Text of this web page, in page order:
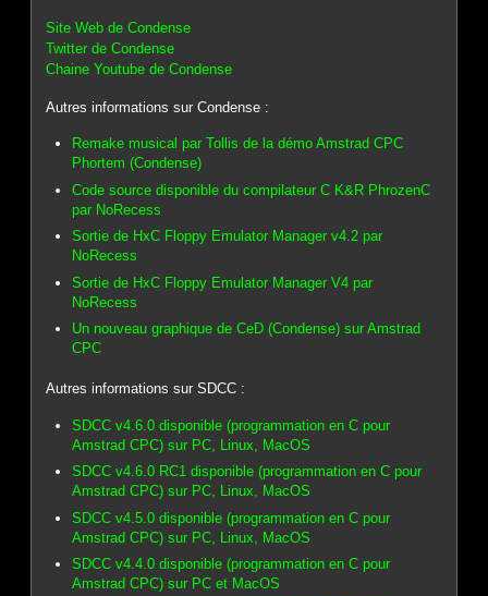
Site Web de Condense
Twitter de Condense
Chaine Youtube de Condense
Autres informations sur Condense :
Remake musical par Tollis de la démo Amstrad CPC
Phortem (Condense)
Code source disponible du compilateur C K&R PhrozenC
par NoRecess
Sortie de HxC Floppy Emulator Manager v4.2 par
NoRecess
Sortie de HxC Floppy Emulator Manager V4 par
NoRecess
Un nouveau graphique de CeD (Condense) sur Amstrad
CPC
Autres informations sur SDCC :
SDCC v4.6.0 disponible (programmation en C pour
Amstrad CPC) sur PC, Linux, MacOS
SDCC v4.6.0 RC1 disponible (programmation en C pour
Amstrad CPC) sur PC, Linux, MacOS
SDCC v4.5.0 disponible (programmation en C pour
Amstrad CPC) sur PC, Linux, MacOS
SDCC v4.4.0 disponible (programmation en C pour
Amstrad CPC) sur PC et MacOS